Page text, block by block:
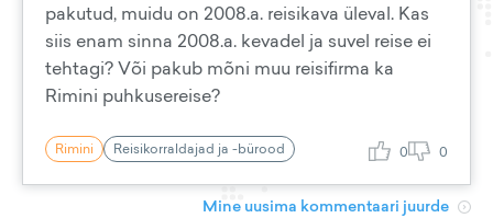
pakutud, muidu on 2008.a. reisikava üleval. Kas
siis enam sinna 2008.a. kevadel ja suvel reise ei
tehtagi? Või pakub mõni muu reisifirma ka
Rimini puhkusereise?
Rimini Reisikorraldajad ja -bürood 0 0
Mine uusima kommentaari juurde